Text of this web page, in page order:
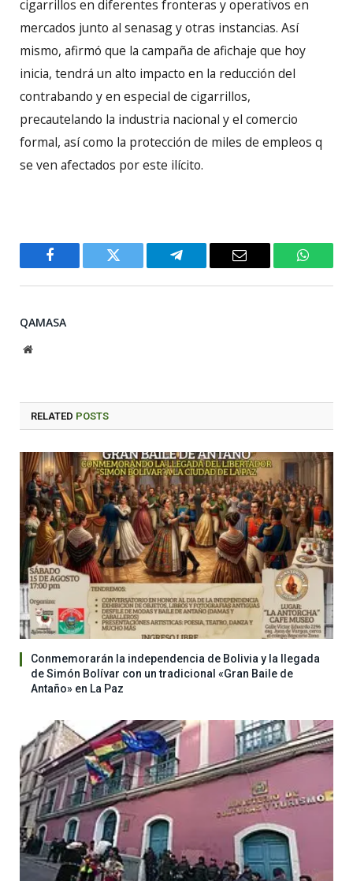
cigarrillos en diferentes fronteras y operativos en
mercados junto al senasag y otras instancias. Así
mismo, afirmó que la campaña de afichaje que hoy
inicia, tendrá un alto impacto en la reducción del
contrabando y en especial de cigarrillos,
precautelando la industria nacional y el comercio
formal, así como la protección de miles de empleos q
se ven afectados por este ilícito.
Facebook Twitter Telegram Email
QAMASA
Website
RELATED POSTS
Conmemorarán la independencia de Bolivia y la llegada
de Simón Bolívar con un tradicional «Gran Baile de
Antaño» en La Paz